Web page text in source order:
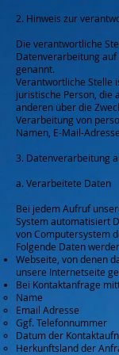
2. Hinweis zur
Die verantwortliche
Datenverarbeitung
genannt.
Verantwortliche Stelle
juristische Person, die
anderen über die
Verarbeitung von
Namen, E-Mail-
3. Datenverarbeitung
a. Verarbeitete Daten
Bei jedem Aufruf
System automatisiert
von Computersystem
Folgende Daten
Webseite, von denen
unsere Internetseite
Bei Kontaktanfrage
Name
Email Adresse
Ggf. Telefonnummer
Datum der
Herkunftsland der